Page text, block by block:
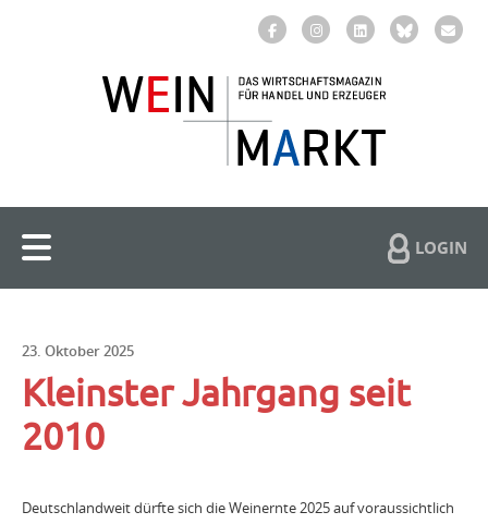
LOGIN
23. Oktober 2025
Kleinster Jahrgang seit
2010
Deutschlandweit dürfte sich die Weinernte 2025 auf voraussichtlich